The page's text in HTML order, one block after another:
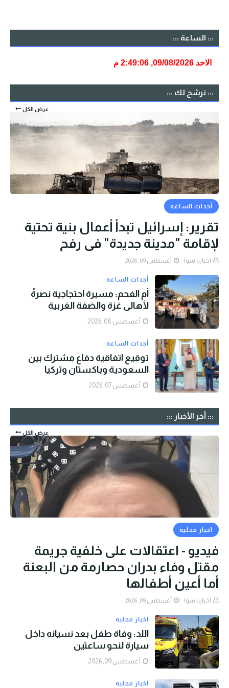
::: الساعة :::
::: نرشح لك :::
عرض الكل
أحداث الساعه
تقرير: إسرائيل تبدأ أعمال بنية تحتية
لإقامة "مدينة جديدة" في رفح
اخبارنا سوا أغسطس 09, 2026
أحداث الساعه
أم الفحم: مسيرة احتجاجية نصرةً
لأهالي غزة والضفة الغربية
أغسطس 08, 2026
أحداث الساعه
توقيع اتفاقية دفاع مشترك بين
السعودية وباكستان وتركيا
أغسطس 07, 2026
::: أخر الأخبار :::
عرض الكل
اخبار محليه
فيديو - اعتقالات على خلفية جريمة
مقتل وفاء بدران حصارمة من البعنة
أما أعين أطفالها
اخبارنا سوا أغسطس 09, 2026
اخبار محليه
اللد: وفاة طفل بعد نسيانه داخل
سيارة لنحو ساعتين
أغسطس 09, 2026
اخبار محليه